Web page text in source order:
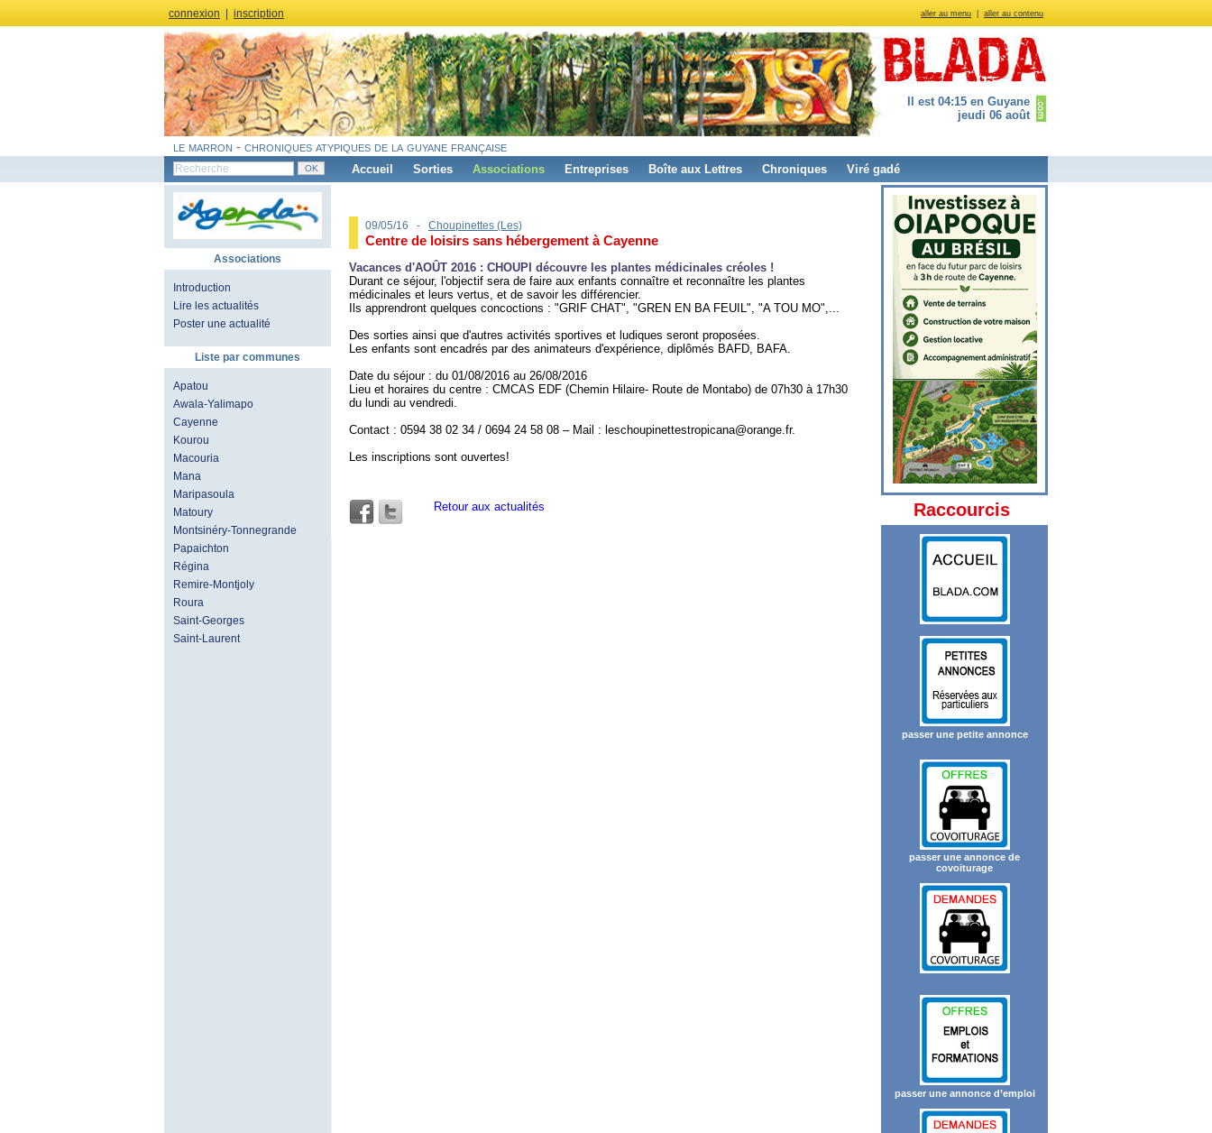
aller au menu aller au contenu
connexion inscription
Il est 04:15 en Guyane
jeudi 06 août
le marron - chroniques atypiques de la guyane française
Accueil Sorties Associations Entreprises Boîte aux Lettres Chroniques Viré gadé
Associations
Introduction
Lire les actualités
Poster une actualité
Liste par communes
Apatou
Awala-Yalimapo
Cayenne
Kourou
Macouria
Mana
Maripasoula
Matoury
Montsinéry-Tonnegrande
Papaichton
Régina
Remire-Montjoly
Roura
Saint-Georges
Saint-Laurent
09/05/16 - Choupinettes (Les)
Centre de loisirs sans hébergement à Cayenne
Vacances d'AOÛT 2016 : CHOUPI découvre les plantes médicinales créoles !
Durant ce séjour, l'objectif sera de faire aux enfants connaître et reconnaître les plantes
médicinales et leurs vertus, et de savoir les différencier.
Ils apprendront quelques concoctions : "GRIF CHAT", "GREN EN BA FEUIL", "A TOU MO",...
Des sorties ainsi que d'autres activités sportives et ludiques seront proposées.
Les enfants sont encadrés par des animateurs d'expérience, diplômés BAFD, BAFA.
Date du séjour : du 01/08/2016 au 26/08/2016
Lieu et horaires du centre : CMCAS EDF (Chemin Hilaire- Route de Montabo) de 07h30 à 17h30
du lundi au vendredi.
Contact : 0594 38 02 34 / 0694 24 58 08 – Mail : leschoupinettestropicana@orange.fr.
Les inscriptions sont ouvertes!
Retour aux actualités Raccourcis
passer une petite annonce
passer une annonce de
covoiturage
passer une annonce d’emploi